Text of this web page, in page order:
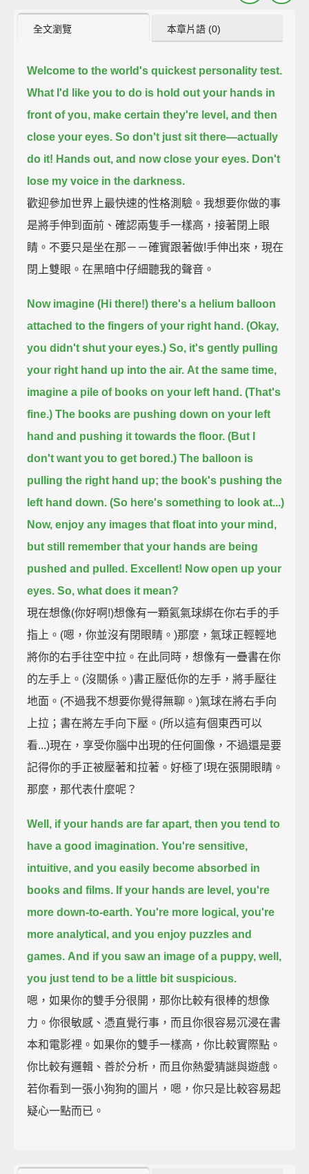
全文瀏覽 本章片語 (0)
Welcome to the world's quickest personality test.
What I'd like you to do is hold out your hands in
front of you, make certain they're level, and then
close your eyes. So don't just sit there—actually
do it! Hands out, and now close your eyes. Don't
lose my voice in the darkness.
歡迎參加世界上最快速的性格測驗。我想要你做的事
是將手伸到面前、確認兩隻手一樣高，接著閉上眼
睛。不要只是坐在那－－確實跟著做!手伸出來，現在
閉上雙眼。在黑暗中仔細聽我的聲音。
Now imagine (Hi there!) there's a helium balloon
attached to the fingers of your right hand. (Okay,
you didn't shut your eyes.) So, it's gently pulling
your right hand up into the air. At the same time,
imagine a pile of books on your left hand. (That's
fine.) The books are pushing down on your left
hand and pushing it towards the floor. (But I
don't want you to get bored.) The balloon is
pulling the right hand up; the book's pushing the
left hand down. (So here's something to look at...)
Now, enjoy any images that float into your mind,
but still remember that your hands are being
pushed and pulled. Excellent! Now open up your
eyes. So, what does it mean?
現在想像(你好啊!)想像有一顆氦氣球綁在你右手的手
指上。(嗯，你並沒有閉眼睛。)那麼，氣球正輕輕地
將你的右手往空中拉。在此同時，想像有一疊書在你
的左手上。(沒關係。)書正壓低你的左手，將手壓往
地面。(不過我不想要你覺得無聊。)氣球在將右手向
上拉；書在將左手向下壓。(所以這有個東西可以
看...)現在，享受你腦中出現的任何圖像，不過還是要
記得你的手正被壓著和拉著。好極了!現在張開眼睛。
那麼，那代表什麼呢？
Well, if your hands are far apart, then you tend to
have a good imagination. You're sensitive,
intuitive, and you easily become absorbed in
books and films. If your hands are level, you're
more down-to-earth. You're more logical, you're
more analytical, and you enjoy puzzles and
games. And if you saw an image of a puppy, well,
you just tend to be a little bit suspicious.
嗯，如果你的雙手分很開，那你比較有很棒的想像
力。你很敏感、憑直覺行事，而且你很容易沉浸在書
本和電影裡。如果你的雙手一樣高，你比較實際點。
你比較有邏輯、善於分析，而且你熱愛猜謎與遊戲。
若你看到一張小狗狗的圖片，嗯，你只是比較容易起
疑心一點而已。